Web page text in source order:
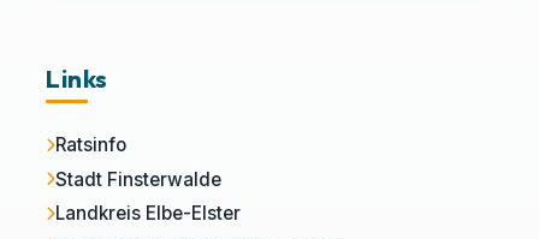
Links
Ratsinfo
Stadt Finsterwalde
Landkreis Elbe-Elster